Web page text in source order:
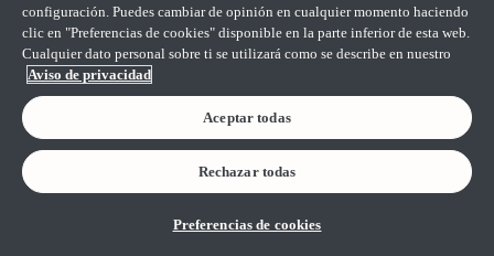
configuración. Puedes cambiar de opinión en cualquier momento haciendo
clic en "Preferencias de cookies" disponible en la parte inferior de esta web.
Cualquier dato personal sobre ti se utilizará como se describe en nuestro
Aviso de privacidad
Aceptar todas
Rechazar todas
Preferencias de cookies